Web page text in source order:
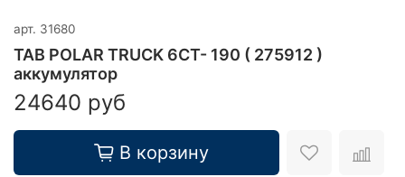
арт. 31680
TAB POLAR TRUCK 6CT- 190 ( 275912 )
аккумулятор
24640 руб
В корзину